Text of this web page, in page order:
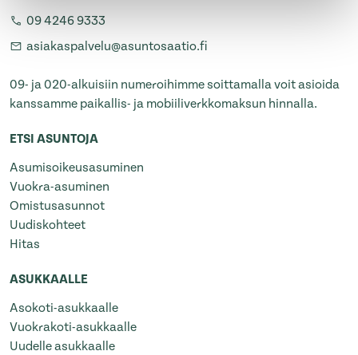
09 4246 9333
asiakaspalvelu@asuntosaatio.fi
09- ja 020-alkuisiin numeroihimme soittamalla voit asioida
kanssamme paikallis- ja mobiiliverkkomaksun hinnalla.
ETSI ASUNTOJA
Asumisoikeusasuminen
Vuokra-asuminen
Omistusasunnot
Uudiskohteet
Hitas
ASUKKAALLE
Asokoti-asukkaalle
Vuokrakoti-asukkaalle
Uudelle asukkaalle